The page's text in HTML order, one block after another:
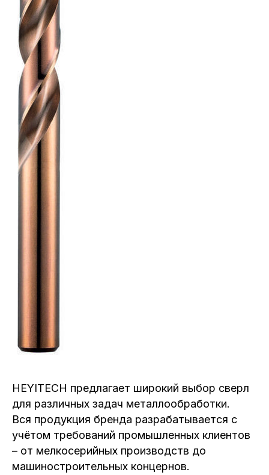
HEYITECH предлагает широкий выбор сверл
для различных задач металлообработки.
Вся продукция бренда разрабатывается с
учётом требований промышленных клиентов
– от мелкосерийных производств до
машиностроительных концернов.